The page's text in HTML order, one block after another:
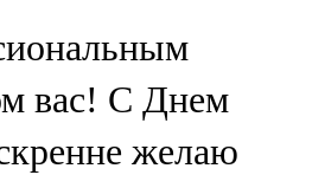
вас! С Днем
желаю